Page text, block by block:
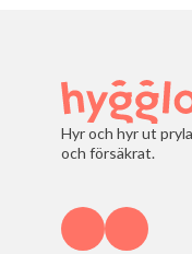
Hyr och hyr ut
och försäkrat.